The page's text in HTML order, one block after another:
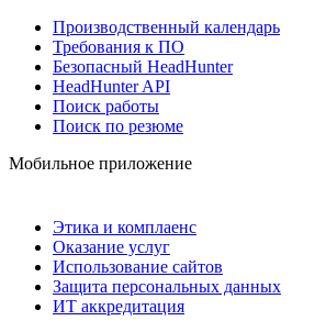
Производственный календарь
Требования к ПО
Безопасный HeadHunter
HeadHunter API
Поиск работы
Поиск по резюме
Мобильное приложение
Этика и комплаенс
Оказание услуг
Использование сайтов
Защита персональных данных
ИТ аккредитация